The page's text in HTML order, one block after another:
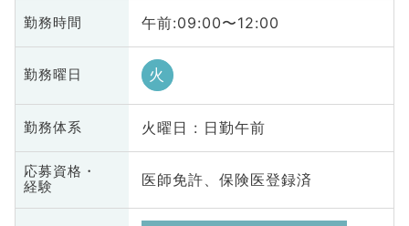
勤務時間 午前:09:00〜12:00
勤務曜日 火
勤務体系 火曜日 : 日勤午前
応募資格・
経験
医師免許、保険医登録済